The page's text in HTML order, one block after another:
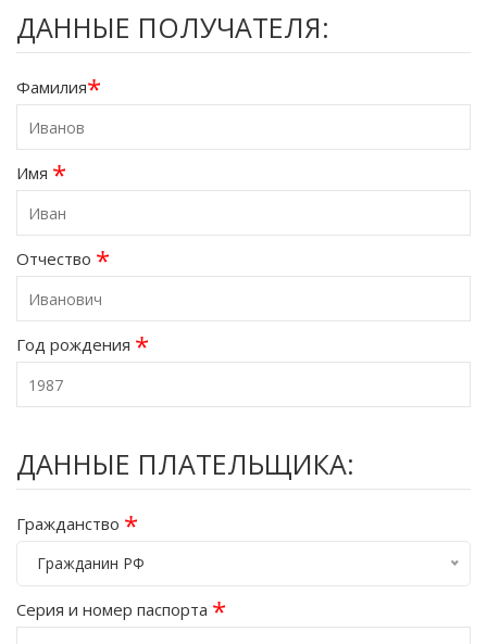
ДАННЫЕ ПОЛУЧАТЕЛЯ:
Фамилия*
Имя *
Отчество *
Год рождения *
ДАННЫЕ ПЛАТЕЛЬЩИКА:
Гражданство *
Гражданин РФ
Серия и номер паспорта *